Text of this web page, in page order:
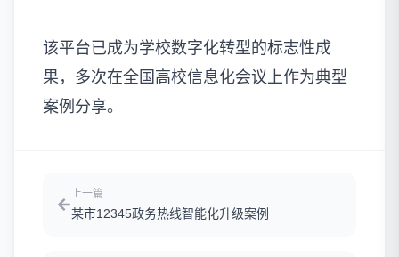
该平台已成为学校数字化转型的标志性成
果，多次在全国高校信息化会议上作为典型
案例分享。
上一篇
某市12345政务热线智能化升级案例